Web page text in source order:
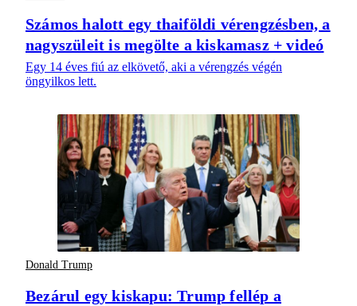
Számos halott egy thaiföldi vérengzésben, a
nagyszüleit is megölte a kiskamasz + videó
Egy 14 éves fiú az elkövető, aki a vérengzés végén
öngyilkos lett.
Donald Trump
Bezárul egy kiskapu: Trump fellép a